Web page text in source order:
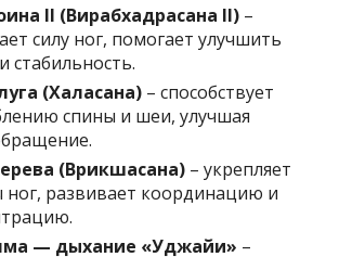
II (Вирабхадрасана II) –
силу ног, помогает улучшить
стабильность.
(Халасана) – способствует
спины и шеи, улучшая
(Врикшасана) – укрепляет
развивает координацию и
— дыхание «Уджайи» –